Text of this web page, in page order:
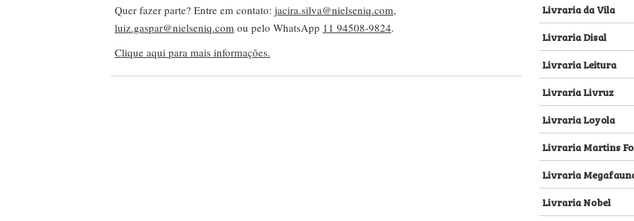
Quer fazer parte? Entre em contato: jacira.silva@nielseniq.com,
luiz.gaspar@nielseniq.com ou pelo WhatsApp 11 94508-9824.
Clique aqui para mais informações.
Livraria da Vila
Livraria Disal
Livraria Leitura
Livraria Livruz
Livraria Loyola
Livraria Martins
Livraria
Livraria Nobel